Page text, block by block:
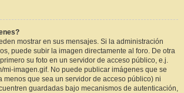
mostrar en sus mensajes. Si la administración
puede subir la imagen directamente al foro. De otra
su foto en un servidor de acceso público, e.j.
mi-imagen.gif. No puede publicar imágenes que se
menos que sea un servidor de acceso público) ni
guardadas bajo mecanismos de autenticación,